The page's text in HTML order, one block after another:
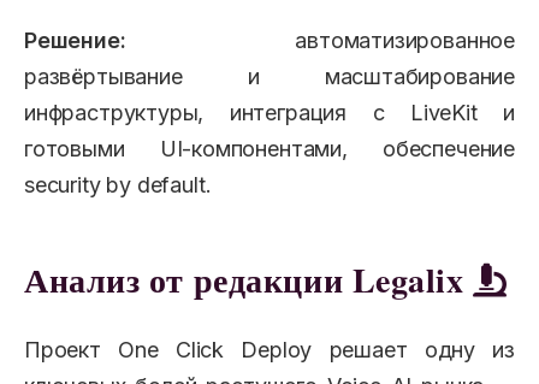
Решение: автоматизированное
развёртывание и масштабирование
инфраструктуры, интеграция с LiveKit и
готовыми UI-компонентами, обеспечение
security by default.
Анализ от редакции Legalix
Проект One Click Deploy решает одну из